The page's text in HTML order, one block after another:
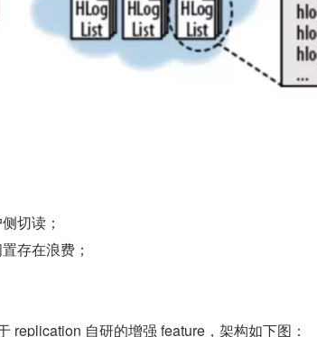
切读；
存在浪费；
replication 自研的增强 feature，架构如下图：